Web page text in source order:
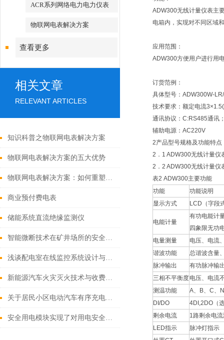
ACR系列网络电力电力仪表
物联网电表解决方案
查看更多
相关文章
RELEVANT ARTICLES
知识科普之物联网电表解决方案
物联网电表解决方案的五大优势
物联网电表解决方案：如何重塑能源管理与计量
商业预付费电表
储能系统直流绝缘监测仪
智能微断技术在矿井场所的安全革新与应用
浅谈配电室在线监控系统设计与工作原理
新能源汽车火灾灭火技术与收费管理平台的研究
关于居民小区电动汽车有序充电策略
安全用电模块实现了对用电安全的实时监测和管理
ADW300无线计量仪表主
电箱内，实现对不同区域
应用范围：
ADW300方便用户进行用
订货范例：
具体型号：ADW300W-
技术要求：额定电流
通讯协议：C:RS485通讯
辅助电源：AC220V
2产品型号规格及功能特点
2．1 ADW300无线计量仪
2．2 ADW300无线计量仪
表2 ADW300主要功能
功能
功能说明
显示方式
LCD（字段
电能计量
有功电能计
四象限无功
电量测量
电压、电流
谐波功能
总谐波含量
脉冲输出
有功脉冲输
三相不平衡度电压、电流
测温功能
A、B、C、
DI/DO
4DI,2DO（
剩余电流
1路剩余电
LED指示
脉冲灯指示